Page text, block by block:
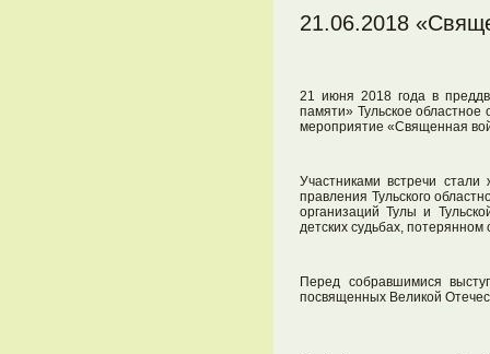
21.06.2018
21 июня 2018 года в
памяти» Тульское
мероприятие «Священная
Участниками встречи
правления Тульского
организаций Тулы и
детских судьбах, потерянном
Перед собравшимися
посвященных Великой